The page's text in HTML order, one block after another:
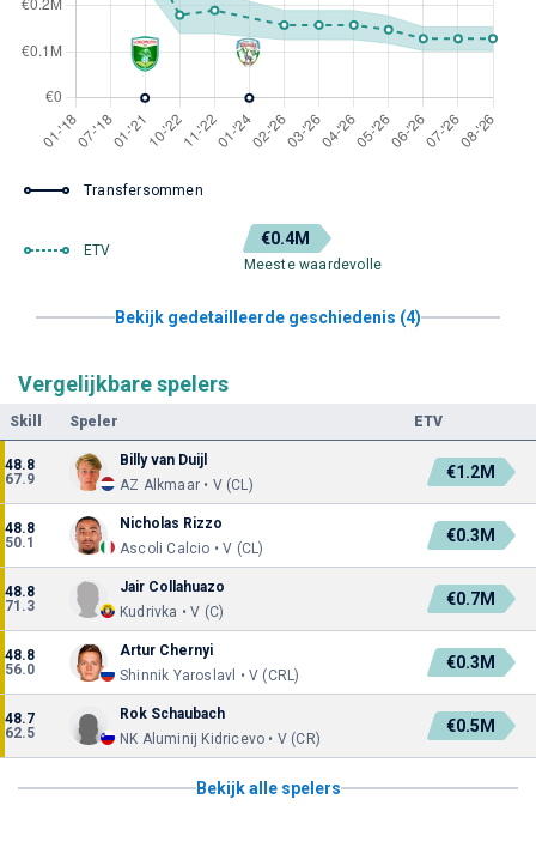
Transfersommen
ETV
€0.4M
Meeste waardevolle
Bekijk gedetailleerde geschiedenis (4)
Vergelijkbare spelers
Skill Speler ETV
48.8
67.9
Billy van Duijl
AZ Alkmaar • V (CL)
€1.2M
48.8
50.1
Nicholas Rizzo
Ascoli Calcio • V (CL)
€0.3M
48.8
71.3
Jair Collahuazo
Kudrivka • V (C)
€0.7M
48.8
56.0
Artur Chernyi
Shinnik Yaroslavl • V (CRL)
€0.3M
48.7
62.5
Rok Schaubach
NK Aluminij Kidricevo • V (CR)
€0.5M
Bekijk alle spelers